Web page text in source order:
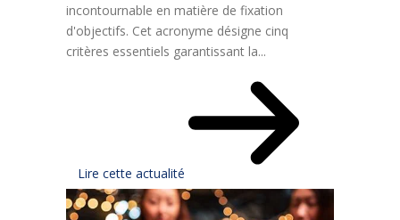
incontournable en matière de fixation
d'objectifs. Cet acronyme désigne cinq
critères essentiels garantissant la...
Lire cette actualité